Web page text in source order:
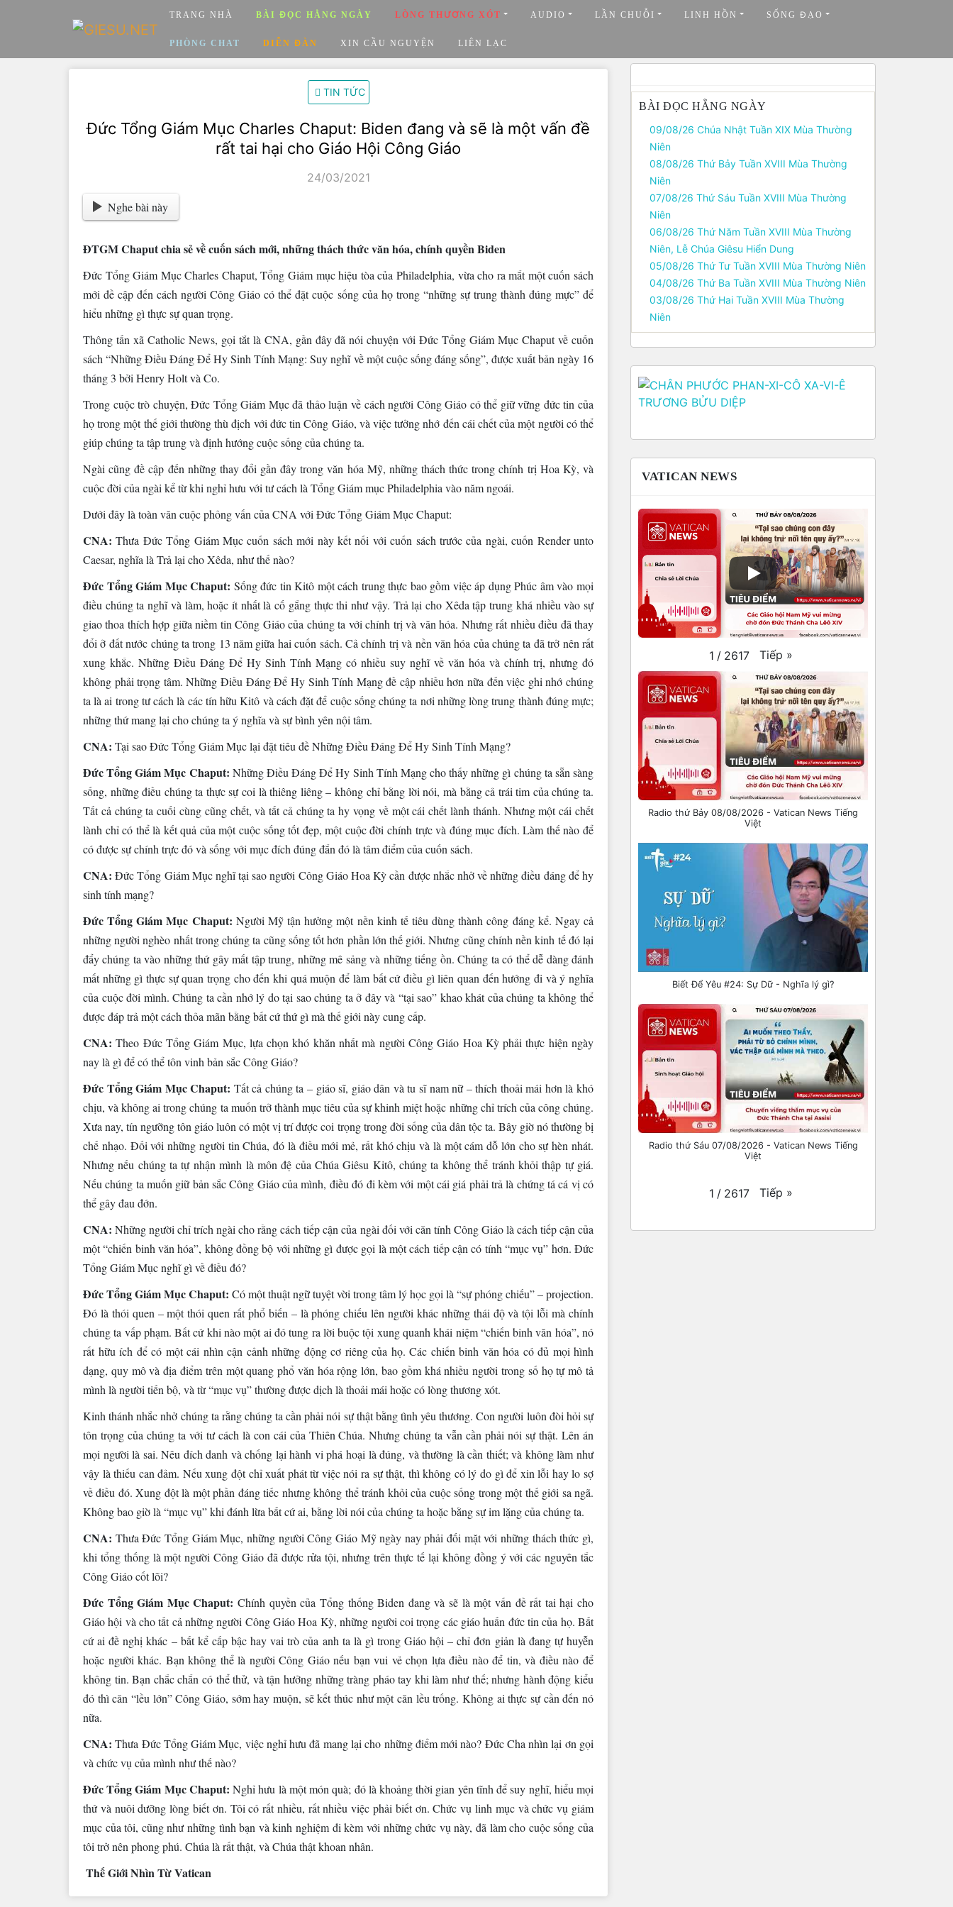
TRANG NHÀ BÀI ĐỌC HẰNG NGÀY LÒNG THƯƠNG XÓT AUDIO LẦN CHUỖI LINH HỒN SỐNG ĐẠO
PHÒNG CHAT DIỄN ĐÀN XIN CẦU NGUYỆN LIÊN LẠC
TIN TỨC
Đức Tổng Giám Mục Charles Chaput: Biden đang và sẽ là một vấn đề
rất tai hại cho Giáo Hội Công Giáo
24/03/2021
Nghe bài này
ĐTGM Chaput chia sẻ về cuốn sách mới, những thách thức văn hóa, chính quyền Biden
Đức Tổng Giám Mục Charles Chaput, Tổng Giám mục hiệu tòa của Philadelphia, vừa cho ra mắt một cuốn sách
mới đề cập đến cách người Công Giáo có thể đặt cuộc sống của họ trong “những sự trung thành đúng mực” để
hiểu những gì thực sự quan trọng.
Thông tấn xã Catholic News, gọi tắt là CNA, gần đây đã nói chuyện với Đức Tổng Giám Mục Chaput về cuốn
sách “Những Điều Đáng Để Hy Sinh Tính Mạng: Suy nghĩ về một cuộc sống đáng sống”, được xuất bản ngày 16
tháng 3 bởi Henry Holt và Co.
Trong cuộc trò chuyện, Đức Tổng Giám Mục đã thảo luận về cách người Công Giáo có thể giữ vững đức tin của
họ trong một thế giới thường thù địch với đức tin Công Giáo, và việc tưởng nhớ đến cái chết của một người có thể
giúp chúng ta tập trung và định hướng cuộc sống của chúng ta.
Ngài cũng đề cập đến những thay đổi gần đây trong văn hóa Mỹ, những thách thức trong chính trị Hoa Kỳ, và
cuộc đời của ngài kể từ khi nghỉ hưu với tư cách là Tổng Giám mục Philadelphia vào năm ngoái.
Dưới đây là toàn văn cuộc phỏng vấn của CNA với Đức Tổng Giám Mục Chaput:
CNA:Thưa Đức Tổng Giám Mục cuốn sách mới này kết nối với cuốn sách trước của ngài, cuốn Render unto
Caesar, nghĩa là Trả lại cho Xêda, như thế nào?
Đức Tổng Giám Mục Chaput: Sống đức tin Kitô một cách trung thực bao gồm việc áp dụng Phúc âm vào mọi
điều chúng ta nghĩ và làm, hoặc ít nhất là cố gắng thực thi như vậy. Trả lại cho Xêda tập trung khá nhiều vào sự
giao thoa thích hợp giữa niềm tin Công Giáo của chúng ta với chính trị và văn hóa. Nhưng rất nhiều điều đã thay
đổi ở đất nước chúng ta trong 13 năm giữa hai cuốn sách. Cả chính trị và nền văn hóa của chúng ta đã trở nên rất
xung khắc. Những Điều Đáng Để Hy Sinh Tính Mạng có nhiều suy nghĩ về văn hóa và chính trị, nhưng đó
không phải trọng tâm. Những Điều Đáng Để Hy Sinh Tính Mạng đề cập nhiều hơn nữa đến việc ghi nhớ chúng
ta là ai trong tư cách là các tín hữu Kitô và cách đặt để cuộc sống chúng ta nơi những lòng trung thành đúng mực;
những thứ mang lại cho chúng ta ý nghĩa và sự bình yên nội tâm.
CNA: Tại sao Đức Tổng Giám Mục lại đặt tiêu đề Những Điều Đáng Để Hy Sinh Tính Mạng?
Đức Tổng Giám Mục Chaput: Những Điều Đáng Để Hy Sinh Tính Mạng cho thấy những gì chúng ta sẵn sàng
sống, những điều chúng ta thực sự coi là thiêng liêng – không chỉ bằng lời nói, mà bằng cả trái tim của chúng ta.
Tất cả chúng ta cuối cùng cũng chết, và tất cả chúng ta hy vọng về một cái chết lành thánh. Nhưng một cái chết
lành chỉ có thể là kết quả của một cuộc sống tốt đẹp, một cuộc đời chính trực và đúng mục đích. Làm thế nào để
có được sự chính trực đó và sống với mục đích đúng đắn đó là tâm điểm của cuốn sách.
CNA:Đức Tổng Giám Mục nghĩ tại sao người Công Giáo Hoa Kỳ cần được nhắc nhở về những điều đáng để hy
sinh tính mạng?
Đức Tổng Giám Mục Chaput: Người Mỹ tận hưởng một nền kinh tế tiêu dùng thành công đáng kể. Ngay cả
những người nghèo nhất trong chúng ta cũng sống tốt hơn phần lớn thế giới. Nhưng cũng chính nền kinh tế đó lại
đẩy chúng ta vào những thứ gây mất tập trung, những mê sảng và những tiếng ồn. Chúng ta có thể dễ dàng đánh
mất những gì thực sự quan trọng cho đến khi quá muộn để làm bất cứ điều gì liên quan đến hướng đi và ý nghĩa
của cuộc đời mình. Chúng ta cần nhớ lý do tại sao chúng ta ở đây và “tại sao” khao khát của chúng ta không thể
được đáp trả một cách thỏa mãn bằng bất cứ thứ gì mà thế giới này cung cấp.
CNA:Theo Đức Tổng Giám Mục, lựa chọn khó khăn nhất mà người Công Giáo Hoa Kỳ phải thực hiện ngày
nay là gì để có thể tôn vinh bản sắc Công Giáo?
Đức Tổng Giám Mục Chaput: Tất cả chúng ta – giáo sĩ, giáo dân và tu sĩ nam nữ – thích thoải mái hơn là khó
chịu, và không ai trong chúng ta muốn trở thành mục tiêu của sự khinh miệt hoặc những chỉ trích của công chúng.
Xưa nay, tín ngưỡng tôn giáo luôn có một vị trí được coi trọng trong đời sống của dân tộc ta. Bây giờ nó thường bị
chế nhạo. Đối với những người tin Chúa, đó là điều mới mẻ, rất khó chịu và là một cám dỗ lớn cho sự hèn nhát.
Nhưng nếu chúng ta tự nhận mình là môn đệ của Chúa Giêsu Kitô, chúng ta không thể tránh khỏi thập tự giá.
Nếu chúng ta muốn giữ bản sắc Công Giáo của mình, điều đó đi kèm với một cái giá phải trả là chứng tá cá vị có
thể gây đau đớn.
CNA:Những người chỉ trích ngài cho rằng cách tiếp cận của ngài đối với căn tính Công Giáo là cách tiếp cận của
một “chiến binh văn hóa”, không đồng bộ với những gì được gọi là một cách tiếp cận có tính “mục vụ” hơn. Đức
Tổng Giám Mục nghĩ gì về điều đó?
Đức Tổng Giám Mục Chaput: Có một thuật ngữ tuyệt vời trong tâm lý học gọi là “sự phóng chiếu” – projection.
Đó là thói quen – một thói quen rất phổ biến – là phóng chiếu lên người khác những thái độ và tội lỗi mà chính
chúng ta vấp phạm. Bất cứ khi nào một ai đó tung ra lời buộc tội xung quanh khái niệm “chiến binh văn hóa”, nó
rất hữu ích để có một cái nhìn cận cảnh những động cơ riêng của họ. Các chiến binh văn hóa có đủ mọi hình
dạng, quy mô và địa điểm trên một quang phổ văn hóa rộng lớn, bao gồm khá nhiều người trong số họ tự mô tả
mình là người tiến bộ, và từ “mục vụ” thường được dịch là thoải mái hoặc có lòng thương xót.
Kinh thánh nhắc nhở chúng ta rằng chúng ta cần phải nói sự thật bằng tình yêu thương. Con người luôn đòi hỏi sự
tôn trọng của chúng ta với tư cách là con cái của Thiên Chúa. Nhưng chúng ta vẫn cần phải nói sự thật. Lên án
mọi người là sai. Nêu đích danh và chống lại hành vi phá hoại là đúng, và thường là cần thiết; và không làm như
vậy là thiếu can đảm. Nếu xung đột chỉ xuất phát từ việc nói ra sự thật, thì không có lý do gì để xin lỗi hay lo sợ
về điều đó. Xung đột là một phần đáng tiếc nhưng không thể tránh khỏi của cuộc sống trong một thế giới sa ngã.
Không bao giờ là “mục vụ” khi đánh lừa bất cứ ai, bằng lời nói của chúng ta hoặc bằng sự im lặng của chúng ta.
CNA: Thưa Đức Tổng Giám Mục, những người Công Giáo Mỹ ngày nay phải đối mặt với những thách thức gì,
khi tổng thống là một người Công Giáo đã được rửa tội, nhưng trên thực tế lại không đồng ý với các nguyên tắc
Công Giáo cốt lõi?
Đức Tổng Giám Mục Chaput: Chính quyền của Tổng thống Biden đang và sẽ là một vấn đề rất tai hại cho
Giáo hội và cho tất cả những người Công Giáo Hoa Kỳ, những người coi trọng các giáo huấn đức tin của họ. Bất
cứ ai đề nghị khác – bất kể cấp bậc hay vai trò của anh ta là gì trong Giáo hội – chỉ đơn giản là đang tự huyễn
hoặc người khác. Bạn không thể là người Công Giáo nếu bạn vui vẻ chọn lựa điều nào để tin, và điều nào để
không tin. Bạn chắc chắn có thể thử, và tận hưởng những tràng pháo tay khi làm như thế; nhưng hành động kiểu
đó thì căn “lều lớn” Công Giáo, sớm hay muộn, sẽ kết thúc như một căn lều trống. Không ai thực sự cần đến nó
nữa.
CNA:Thưa Đức Tổng Giám Mục, việc nghỉ hưu đã mang lại cho những điểm mới nào? Đức Cha nhìn lại ơn gọi
và chức vụ của mình như thế nào?
Đức Tổng Giám Mục Chaput: Nghỉ hưu là một món quà; đó là khoảng thời gian yên tĩnh để suy nghĩ, hiểu mọi
thứ và nuôi dưỡng lòng biết ơn. Tôi có rất nhiều, rất nhiều việc phải biết ơn. Chức vụ linh mục và chức vụ giám
mục của tôi, cũng như những tình bạn và kinh nghiệm đi kèm với những chức vụ này, đã làm cho cuộc sống của
tôi trở nên phong phú. Chúa là rất thật, và Chúa thật khoan nhân.
Thế Giới Nhìn Từ Vatican
BÀI ĐỌC HẰNG NGÀY
09/08/26 Chúa Nhật Tuần XIX Mùa Thường
Niên
08/08/26 Thứ Bảy Tuần XVIII Mùa Thường
Niên
07/08/26 Thứ Sáu Tuần XVIII Mùa Thường
Niên
06/08/26 Thứ Năm Tuần XVIII Mùa Thường
Niên, Lễ Chúa Giêsu Hiển Dung
05/08/26 Thứ Tư Tuần XVIII Mùa Thường Niên
04/08/26 Thứ Ba Tuần XVIII Mùa Thường Niên
03/08/26 Thứ Hai Tuần XVIII Mùa Thường
Niên
VATICAN NEWS
1 / 2617 Tiếp »
Radio thứ Bảy 08/08/2026 - Vatican News Tiếng
Việt
Biết Để Yêu #24: Sự Dữ - Nghĩa lý gì?
Radio thứ Sáu 07/08/2026 - Vatican News Tiếng
Việt
1 / 2617 Tiếp »